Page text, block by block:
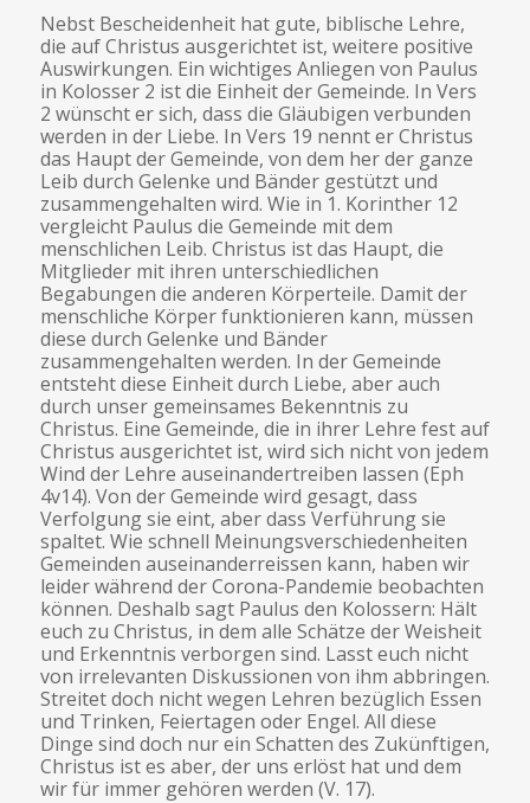
Nebst Bescheidenheit hat gute, biblische Lehre,
die auf Christus ausgerichtet ist, weitere positive
Auswirkungen. Ein wichtiges Anliegen von Paulus
in Kolosser 2 ist die Einheit der Gemeinde. In Vers
2 wünscht er sich, dass die Gläubigen verbunden
werden in der Liebe. In Vers 19 nennt er Christus
das Haupt der Gemeinde, von dem her der ganze
Leib durch Gelenke und Bänder gestützt und
zusammengehalten wird. Wie in 1. Korinther 12
vergleicht Paulus die Gemeinde mit dem
menschlichen Leib. Christus ist das Haupt, die
Mitglieder mit ihren unterschiedlichen
Begabungen die anderen Körperteile. Damit der
menschliche Körper funktionieren kann, müssen
diese durch Gelenke und Bänder
zusammengehalten werden. In der Gemeinde
entsteht diese Einheit durch Liebe, aber auch
durch unser gemeinsames Bekenntnis zu
Christus. Eine Gemeinde, die in ihrer Lehre fest auf
Christus ausgerichtet ist, wird sich nicht von jedem
Wind der Lehre auseinandertreiben lassen (Eph
4v14). Von der Gemeinde wird gesagt, dass
Verfolgung sie eint, aber dass Verführung sie
spaltet. Wie schnell Meinungsverschiedenheiten
Gemeinden auseinanderreissen kann, haben wir
leider während der Corona-Pandemie beobachten
können. Deshalb sagt Paulus den Kolossern: Hält
euch zu Christus, in dem alle Schätze der Weisheit
und Erkenntnis verborgen sind. Lasst euch nicht
von irrelevanten Diskussionen von ihm abbringen.
Streitet doch nicht wegen Lehren bezüglich Essen
und Trinken, Feiertagen oder Engel. All diese
Dinge sind doch nur ein Schatten des Zukünftigen,
Christus ist es aber, der uns erlöst hat und dem
wir für immer gehören werden (V. 17).